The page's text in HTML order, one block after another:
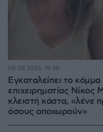
Εγκαταλείπει το
επιχειρηματίας Νίκος
κλειστή κάστα, «λένε
όσους αποχωρούν»
08.08.2026, 18:48